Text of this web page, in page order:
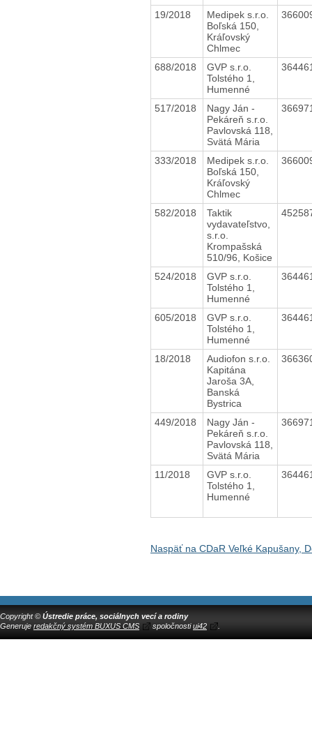
19/2018
Medipek s.r.o.
Boľská 150,
Kráľovský
Chlmec
688/2018
GVP s.r.o.
Tolstého 1,
Humenné
517/2018
Nagy Ján -
Pekáreň s.r.o.
Pavlovská 118,
Svätá Mária
333/2018
Medipek s.r.o.
Boľská 150,
Kráľovský
Chlmec
582/2018
Taktik
vydavateľstvo,
s.r.o.
Krompašská
510/96, Košice
524/2018
GVP s.r.o.
Tolstého 1,
Humenné
605/2018
GVP s.r.o.
Tolstého 1,
Humenné
18/2018
Audiofon s.r.o.
Kapitána
Jaroša 3A,
Banská
Bystrica
449/2018
Nagy Ján -
Pekáreň s.r.o.
Pavlovská 118,
Svätá Mária
11/2018
GVP s.r.o.
Tolstého 1,
Humenné
Naspäť na CDaR Veľké Kapušany,
Copyright © Ústredie práce, sociálnych vecí a rodiny
Generuje redakčný systém BUXUS CMS spoločnostiui42